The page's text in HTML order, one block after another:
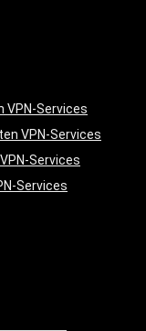
VPN-Services
VPN-Services
Services
Services